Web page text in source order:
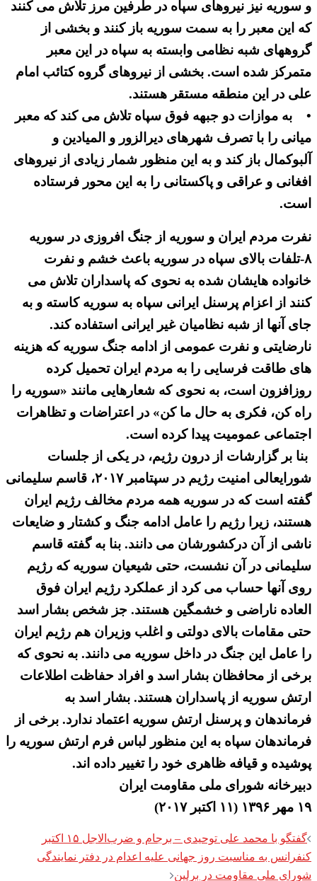
و سوریه نیز نیروهای سپاه در طرفین مرز تلاش می کنند
که این معبر را به سمت سوریه باز کنند و بخشی از
گروههای شبه نظامی وابسته به سپاه در این معبر
متمرکز شده است. بخشی از نیروهای گروه کتائب امام
علی در این منطقه مستقر هستند.
• به موازات دو جبهه فوق سپاه تلاش می کند که معبر
میانی را با تصرف شهرهای دیرالزور و المیادین و
آلبوکمال باز کند و به این منظور شمار زیادی از نیروهای
افغانی و عراقی و پاکستانی را به این محور فرستاده
است.
نفرت مردم ایران و سوریه از جنگ افروزی در سوریه
۸-تلفات بالای سپاه در سوریه باعث خشم و نفرت
خانواده هایشان شده به نحوی که پاسداران تلاش می
کنند از اعزام پرسنل ایرانی سپاه به سوریه کاسته و به
جای آنها از شبه نظامیان غیر ایرانی استفاده کند.
نارضایتی و نفرت عمومی از ادامه جنگ سوریه که هزینه
های طاقت فرسایی را به مردم ایران تحمیل کرده
روزافزون است، به نحوی که شعارهایی مانند «سوریه را
راه کن، فکری به حال ما کن» در اعتراضات و تظاهرات
اجتماعی عمومیت پیدا کرده است.
بنا بر گزارشات از درون رژیم، در یکی از جلسات
شورایعالی امنیت رژیم در سپتامبر ۲۰۱۷، قاسم سلیمانی
گفته است که در سوریه همه مردم مخالف رژیم ایران
هستند، زیرا رژیم را عامل ادامه جنگ و کشتار و ضایعات
ناشی از آن درکشورشان می دانند. بنا به گفته قاسم
سلیمانی در آن نشست، حتی شیعیان سوریه که رژیم
روی آنها حساب می کرد از عملکرد رژیم ایران فوق
العاده ناراضی و خشمگین هستند. جز شخص بشار اسد
حتی مقامات بالای دولتی و اغلب وزیران هم رژیم ایران
را عامل این جنگ در داخل سوریه می دانند. به نحوی که
برخی از محافظان بشار اسد و افراد حفاظت اطلاعات
ارتش سوریه از پاسداران هستند. بشار اسد به
فرماندهان و پرسنل ارتش سوریه اعتماد ندارد. برخی از
فرماندهان سپاه به این منظور لباس فرم ارتش سوریه را
پوشیده و قیافه ظاهری خود را تغییر داده اند.
دبیرخانه شورای ملی مقاومت ایران
۱۹ مهر ۱۳۹۶ (۱۱ اکتبر ۲۰۱۷)
Post
navigation
گفتگو با محمد علی توحیدی – برجام و ضرب‌الاجل ۱۵ اکتبر
کنفرانس به مناسبت روز جهانی علیه اعدام در دفتر نمایندگی
شورای ملی مقاومت در برلین